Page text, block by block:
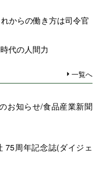
れからの働き方は司令官
代の人間力
一覧へ
お知らせ/食品産業新聞
75周年記念誌(ダイジェ